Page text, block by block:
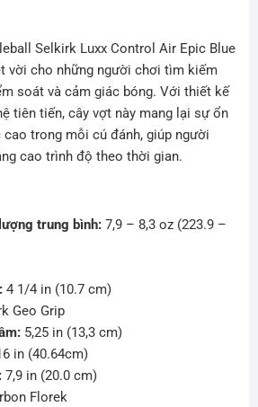
Selkirk Luxx Control Air Epic Blue
vời cho những người chơi tìm kiếm
soát và cảm giác bóng. Với thiết kế
tiên tiến, cây vợt này mang lại sự ổn
trong mỗi cú đánh, giúp người
cao trình độ theo thời gian.
trung bình:7,9 – 8,3 oz (223.9 –
4 1/4 in (10.7 cm)
Geo Grip
5,25 in (13,3 cm)
in (40.64cm)
7,9 in (20.0 cm)
Florek